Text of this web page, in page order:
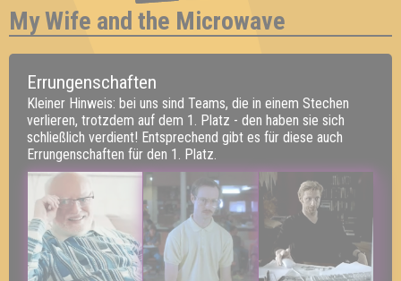
My Wife and the Microwave
Errungenschaften
Kleiner Hinweis: bei uns sind Teams, die in einem Stechen
verlieren, trotzdem auf dem 1. Platz - den haben sie sich
schließlich verdient! Entsprechend gibt es für diese auch
Errungenschaften für den 1. Platz.